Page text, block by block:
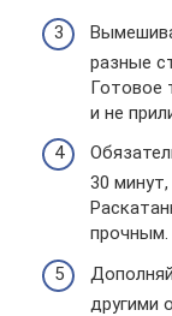
разные
Готовое
и не
30
прочным.
другими